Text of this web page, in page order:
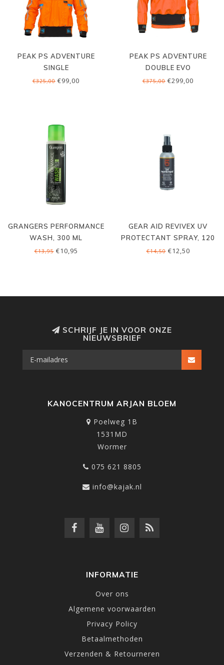
PEAK PS ADVENTURE
SINGLE
€325,00 €99,00
PEAK PS ADVENTURE
DOUBLE EVO
€375,00 €299,00
GRANGERS PERFORMANCE
WASH, 300 ML
€13,95€10,95
GEAR AID REVIVEX UV
PROTECTANT SPRAY, 120
ML
€14,50€12,50
SCHRIJF JE IN VOOR ONZE
NIEUWSBRIEF
KANOCENTRUM ARJAN BLOEM
Poelweg 1B
1531MD
Wormer
075 621 8805
info@kajak.nl
INFORMATIE
Over ons
Algemene voorwaarden
Privacy Policy
Betaalmethoden
Verzenden & Retourneren